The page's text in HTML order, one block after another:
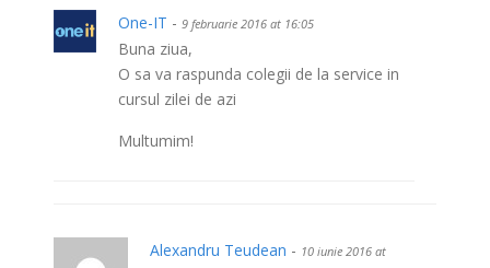
One-IT - 9 februarie 2016 at 16:05
Buna ziua,
O sa va raspunda colegii de la service in
cursul zilei de azi
Multumim!
Alexandru Teudean - 10 iunie 2016 at